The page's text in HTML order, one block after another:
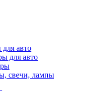
авто
для авто
свечи, лампы